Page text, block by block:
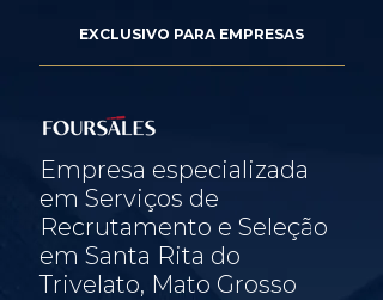
EXCLUSIVO PARA EMPRESAS
Empresa especializada
em Serviços de
Recrutamento e Seleção
em Santa Rita do
Trivelato, Mato Grosso